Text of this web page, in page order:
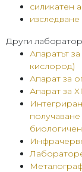
силикатен
Други
Апаратът
кислород)
Апарат за
Апарат за Х